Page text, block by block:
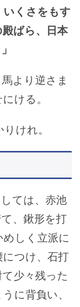
いくさをもす
ばら、日本
より逆さま
ける。
けれ。
ては、赤池
、鍬形を打
しく立派に
つけ、石打
少々残った
に背負い、